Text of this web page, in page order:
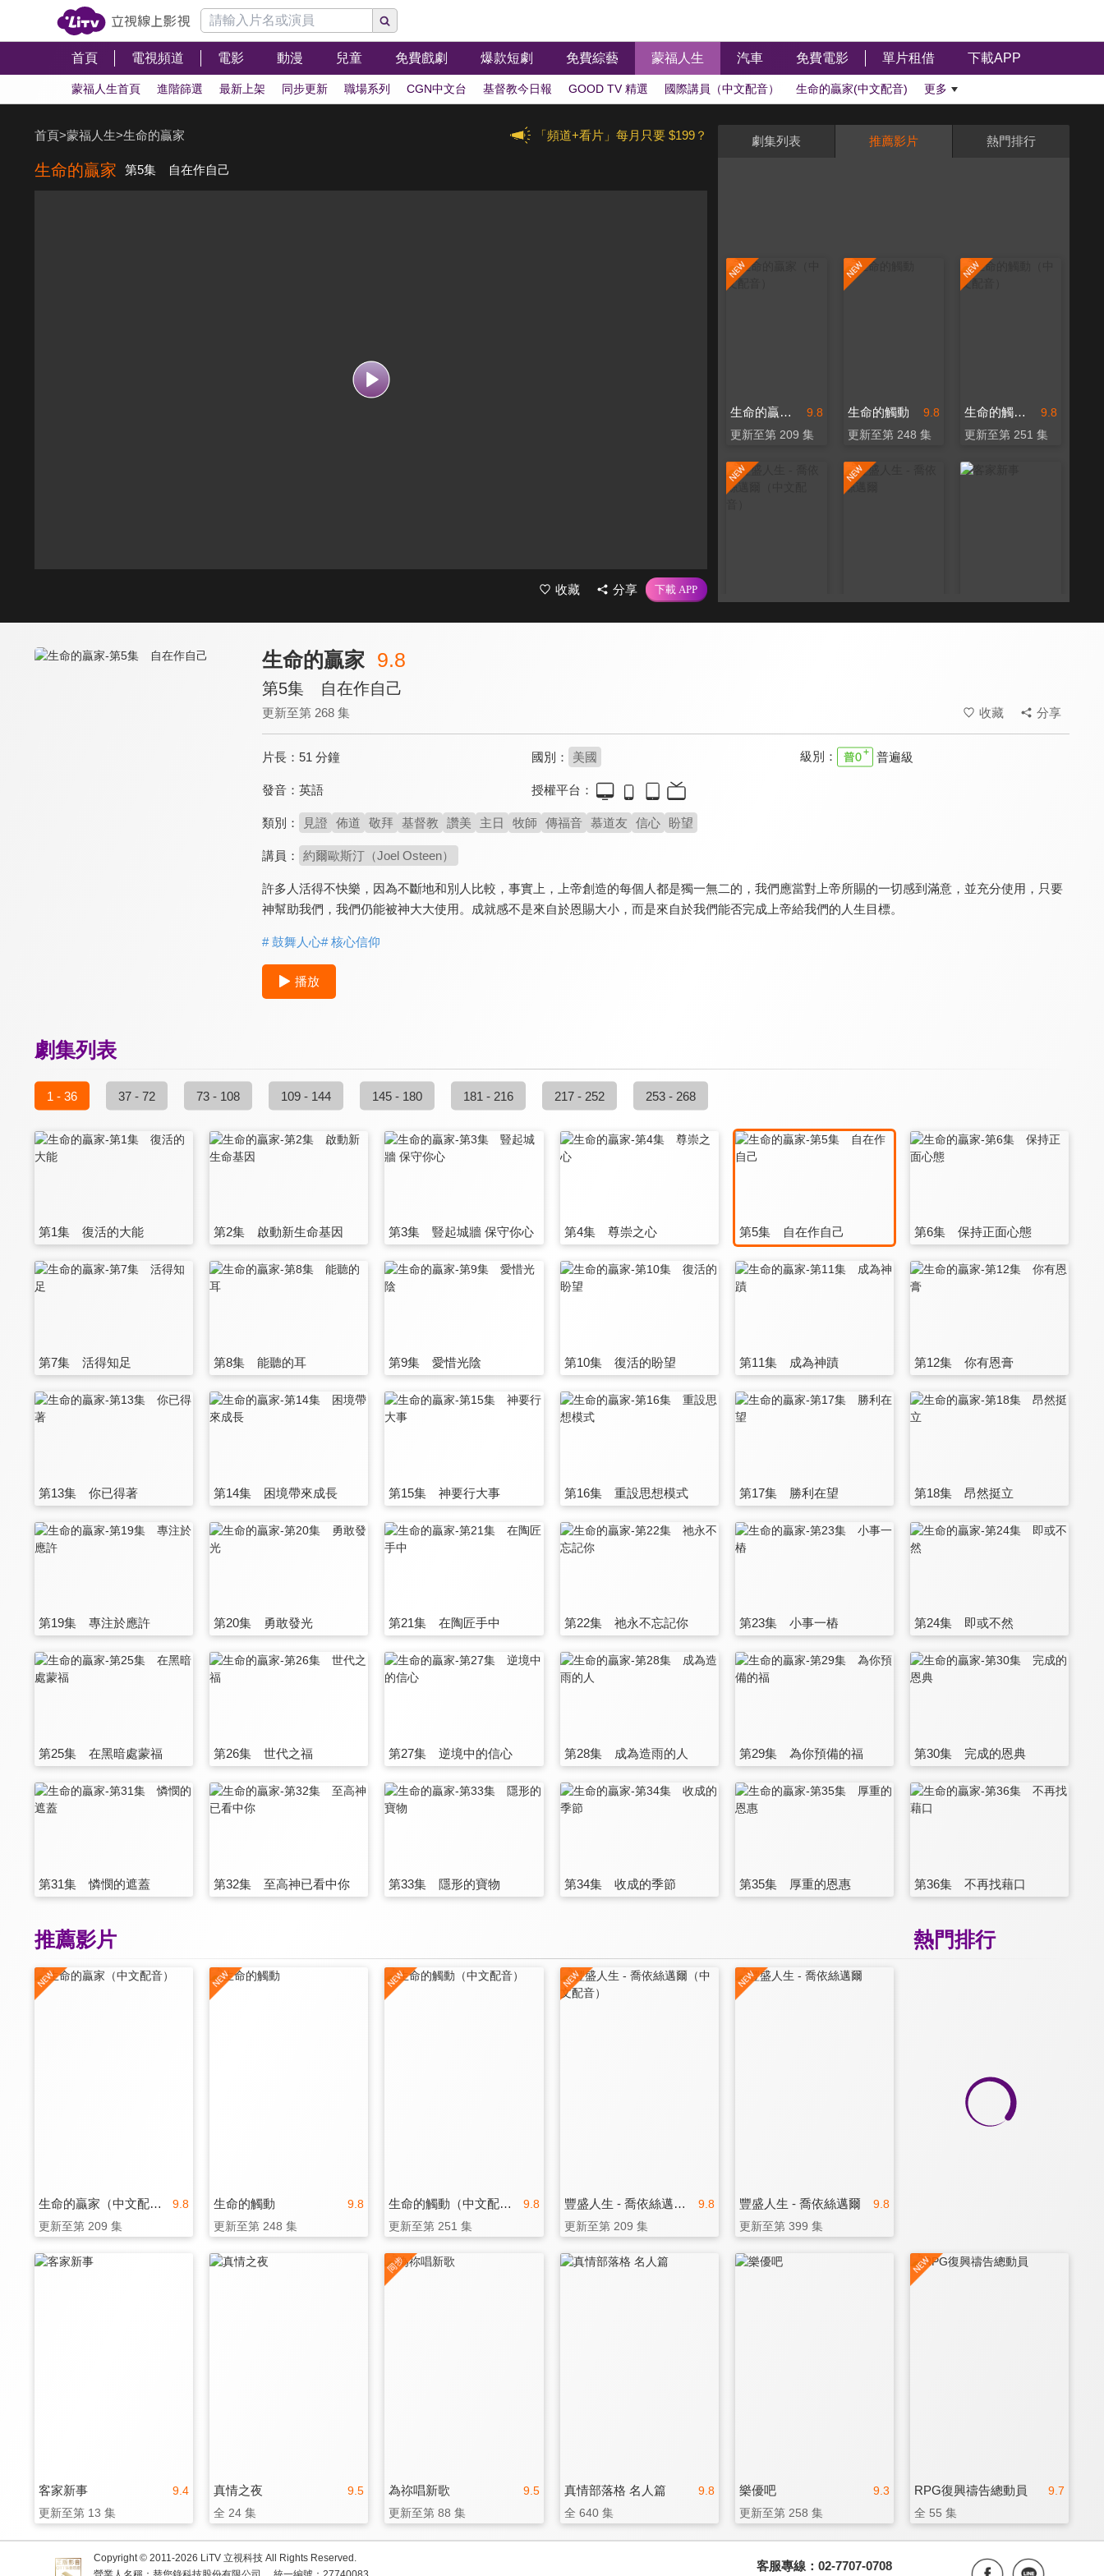
首頁 電視頻道 電影 動漫 兒童 免費戲劇 爆款短劇 免費綜藝 蒙福人生 汽車 免費電影 單片租借 下載APP
蒙福人生首頁 進階篩選 最新上架 同步更新 職場系列 CGN中文台 基督教今日報 GOOD TV 精選 國際講員（中文配音） 生命的贏家(中文配音) 更多
「頻道+看片」每月只要 $199？
首頁>蒙福人生>生命的贏家
生命的贏家 第5集 自在作自己
收藏 分享
劇集列表 推薦影片 熱門排行
9.8
生命的贏家（中文配音）
更新至第 209 集
9.8
生命的觸動
更新至第 248 集
9.8
生命的觸動（中文配音）
更新至第 251 集
生命的贏家 9.8
第5集 自在作自己
更新至第 268 集 收藏 分享
片長： 51 分鐘 國別： 美國 級別： 普遍級
發音： 英語 授權平台：
類別： 見證 佈道 敬拜 基督教 讚美 主日 牧師 傳福音 慕道友 信心 盼望
講員： 約爾歐斯汀（Joel Osteen）
許多人活得不快樂，因為不斷地和別人比較，事實上，上帝創造的每個人都是獨一無二的，我們應當對上帝所賜的一切感到滿意，並充分使用，只要
神幫助我們，我們仍能被神大大使用。成就感不是來自於恩賜大小，而是來自於我們能否完成上帝給我們的人生目標。
# 鼓舞人心# 核心信仰
播放
劇集列表
1 - 36 37 - 72 73 - 108 109 - 144 145 - 180 181 - 216 217 - 252 253 - 268
第1集 復活的大能 第2集 啟動新生命基因 第3集 豎起城牆 保守你心 第4集 尊崇之心 第5集 自在作自己 第6集 保持正面心態
第7集 活得知足 第8集 能聽的耳 第9集 愛惜光陰 第10集 復活的盼望 第11集 成為神蹟 第12集 你有恩膏
第13集 你已得著 第14集 困境帶來成長 第15集 神要行大事 第16集 重設思想模式 第17集 勝利在望 第18集 昂然挺立
第19集 專注於應許 第20集 勇敢發光 第21集 在陶匠手中 第22集 祂永不忘記你 第23集 小事一樁 第24集 即或不然
第25集 在黑暗處蒙福 第26集 世代之福 第27集 逆境中的信心 第28集 成為造雨的人 第29集 為你預備的福 第30集 完成的恩典
第31集 憐憫的遮蓋 第32集 至高神已看中你 第33集 隱形的寶物 第34集 收成的季節 第35集 厚重的恩惠 第36集 不再找藉口
熱門排行
推薦影片
9.8
生命的贏家（中文配音）
更新至第 209 集
9.8
生命的觸動
更新至第 248 集
9.8
生命的觸動（中文配音）
更新至第 251 集
9.8
豐盛人生 - 喬依絲邁爾（中文配音）
更新至第 209 集
9.8
豐盛人生 - 喬依絲邁爾
更新至第 399 集
9.4
客家新事
更新至第 13 集
9.5
真情之夜
全 24 集
9.5
為祢唱新歌
更新至第 88 集
9.8
真情部落格 名人篇
全 640 集
9.3
樂優吧
更新至第 258 集
9.7
RPG復興禱告總動員
全 55 集
Copyright © 2011-2026 LiTV 立視科技 All Rights Reserved.
客服專線：02-7707-0708